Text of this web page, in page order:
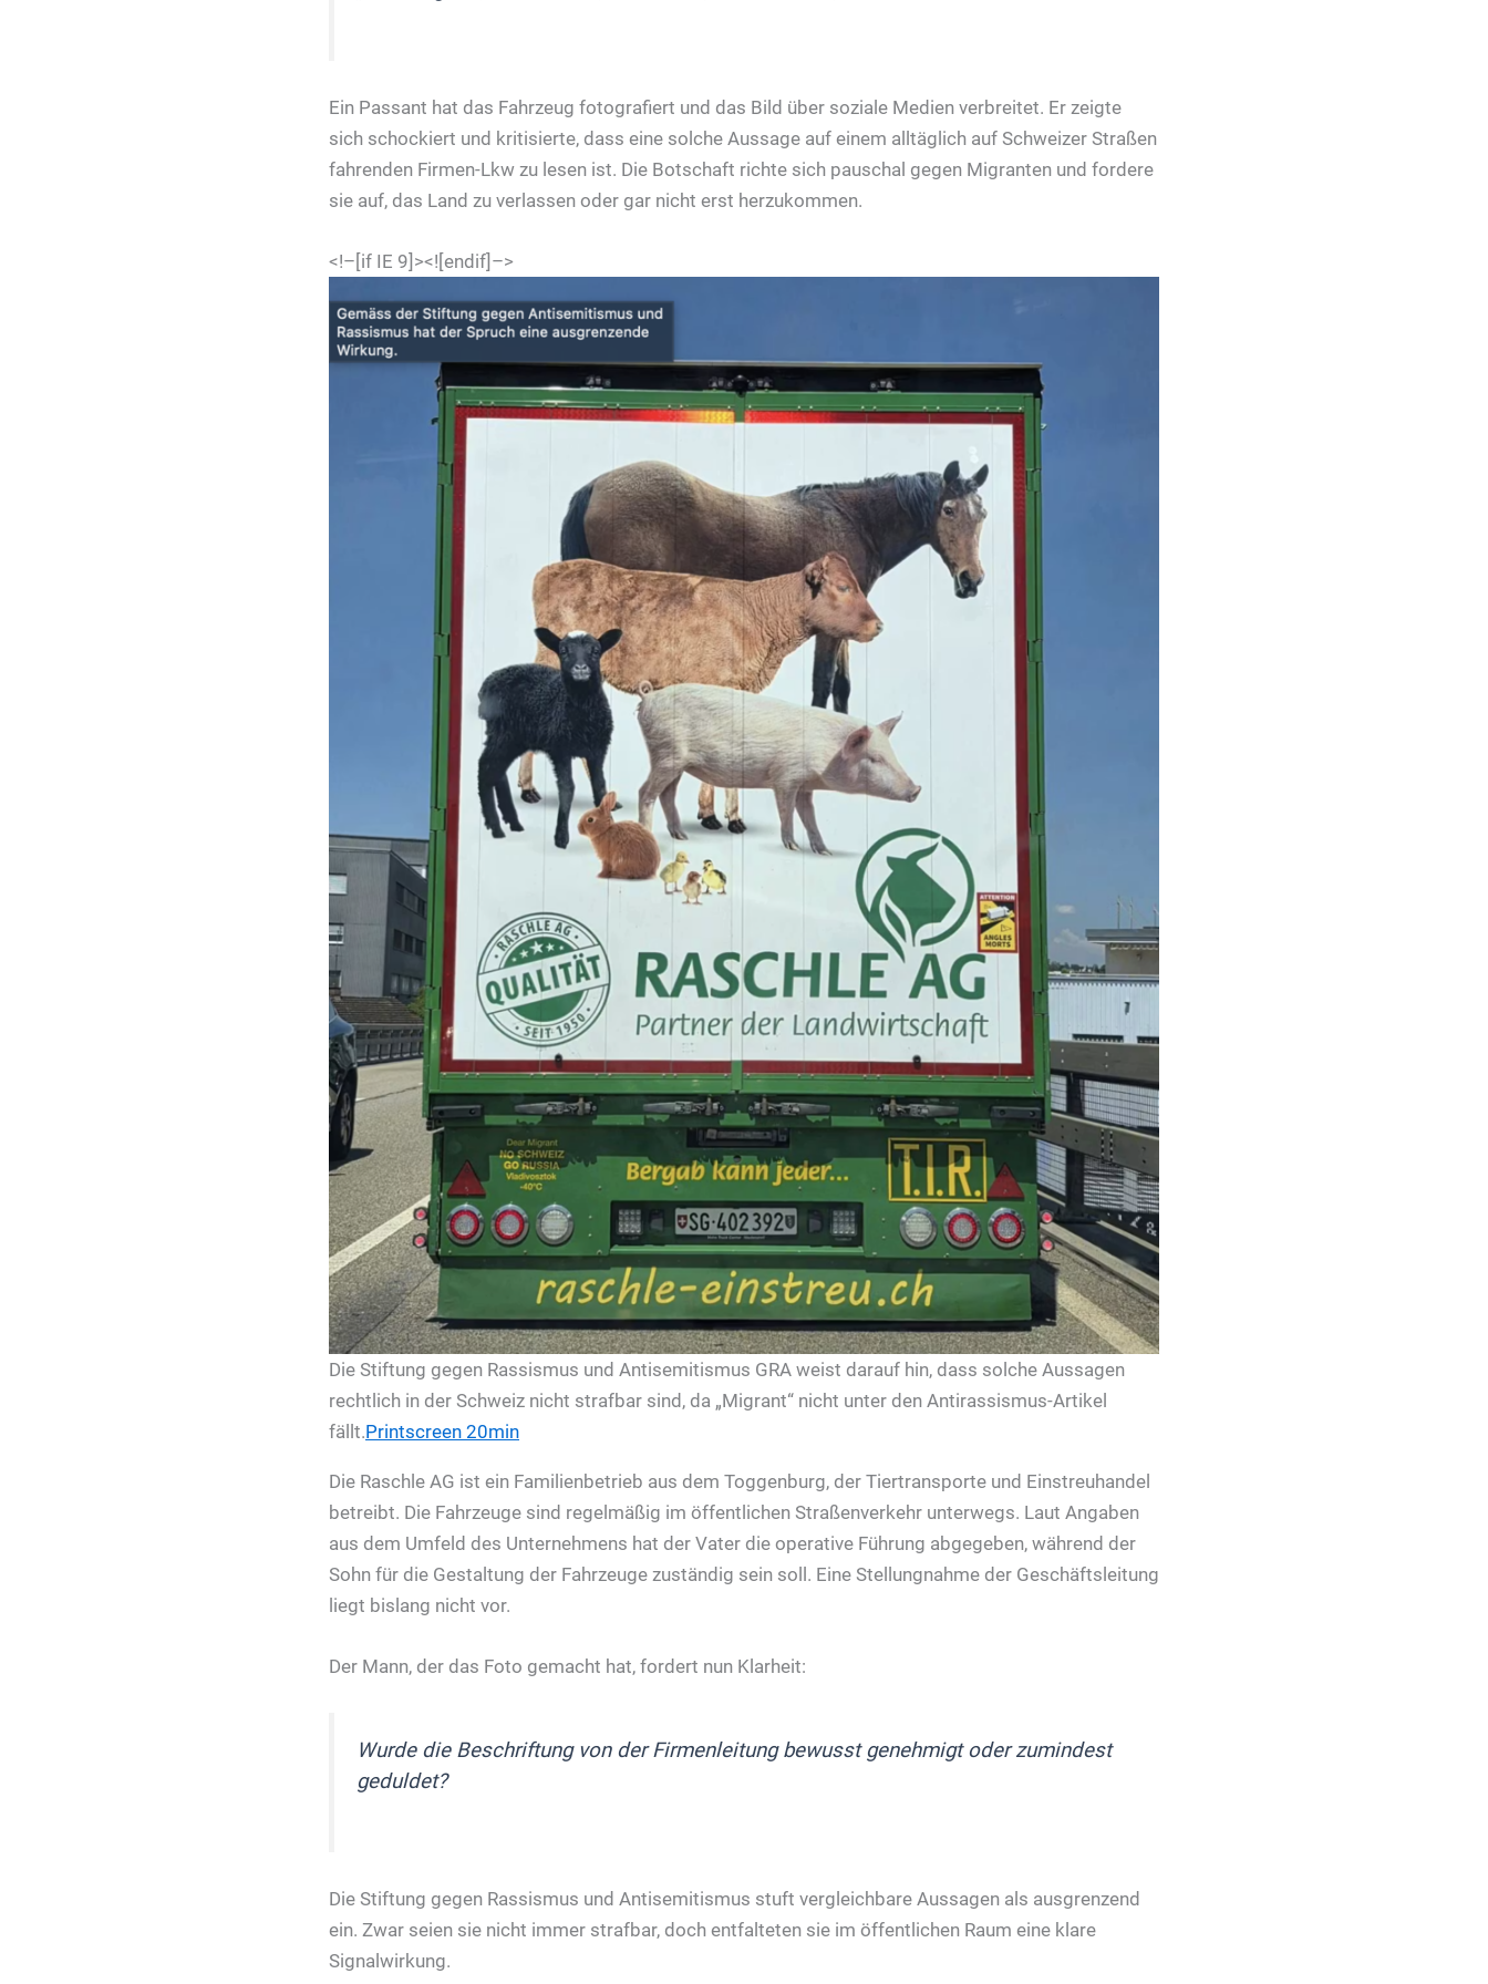
Ein Passant hat das Fahrzeug fotografiert und das Bild über soziale Medien verbreitet. Er zeigte
sich schockiert und kritisierte, dass eine solche Aussage auf einem alltäglich auf Schweizer Straßen
fahrenden Firmen-Lkw zu lesen ist. Die Botschaft richte sich pauschal gegen Migranten und fordere
sie auf, das Land zu verlassen oder gar nicht erst herzukommen.
<!–[if IE 9]><![endif]–>
Die Stiftung gegen Rassismus und Antisemitismus GRA weist darauf hin, dass solche Aussagen
rechtlich in der Schweiz nicht strafbar sind, da „Migrant“ nicht unter den Antirassismus-Artikel
fällt.Printscreen 20min
Die Raschle AG ist ein Familienbetrieb aus dem Toggenburg, der Tiertransporte und Einstreuhandel
betreibt. Die Fahrzeuge sind regelmäßig im öffentlichen Straßenverkehr unterwegs. Laut Angaben
aus dem Umfeld des Unternehmens hat der Vater die operative Führung abgegeben, während der
Sohn für die Gestaltung der Fahrzeuge zuständig sein soll. Eine Stellungnahme der Geschäftsleitung
liegt bislang nicht vor.
Der Mann, der das Foto gemacht hat, fordert nun Klarheit:
Wurde die Beschriftung von der Firmenleitung bewusst genehmigt oder zumindest
geduldet?
Die Stiftung gegen Rassismus und Antisemitismus stuft vergleichbare Aussagen als ausgrenzend
ein. Zwar seien sie nicht immer strafbar, doch entfalteten sie im öffentlichen Raum eine klare
Signalwirkung.